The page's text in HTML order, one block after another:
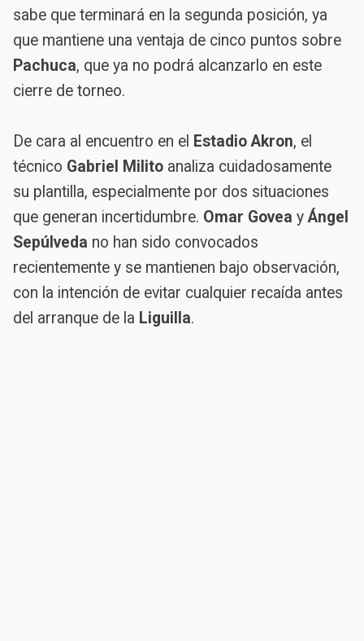
sabe que terminará en la segunda posición, ya
que mantiene una ventaja de cinco puntos sobre
Pachuca, que ya no podrá alcanzarlo en este
cierre de torneo.
De cara al encuentro en el Estadio Akron, el
técnico Gabriel Milito analiza cuidadosamente
su plantilla, especialmente por dos situaciones
que generan incertidumbre. Omar Govea y Ángel
Sepúlveda no han sido convocados
recientemente y se mantienen bajo observación,
con la intención de evitar cualquier recaída antes
del arranque de la Liguilla.